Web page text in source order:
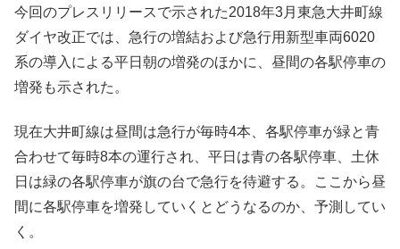
今回のプレスリリースで示された2018年3月東急大井町線
ダイヤ改正では、急行の増結および急行用新型車両6020
系の導入による平日朝の増発のほかに、昼間の各駅停車の
増発も示された。
現在大井町線は昼間は急行が毎時4本、各駅停車が緑と青
合わせて毎時8本の運行され、平日は青の各駅停車、土休
日は緑の各駅停車が旗の台で急行を待避する。ここから昼
間に各駅停車を増発していくとどうなるのか、予測してい
く。